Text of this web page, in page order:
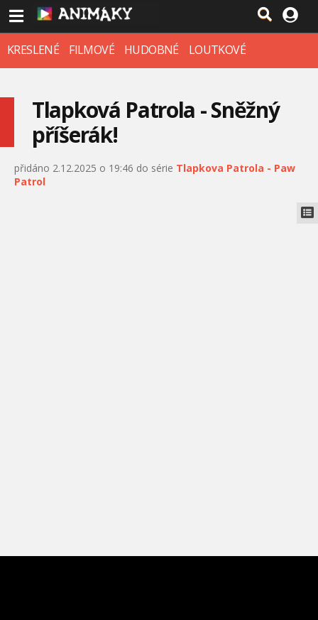
KRESLENÉ FILMOVÉ HUDOBNÉ LOUTKOVÉ
Tlapková Patrola - Sněžný
příšerák!
přidáno 2.12.2025 o 19:46 do série Tlapkova Patrola - Paw
Patrol